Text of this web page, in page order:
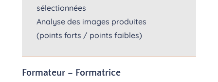
sélectionnées
Analyse des images produites
(points forts / points faibles)
Formateur – Formatrice